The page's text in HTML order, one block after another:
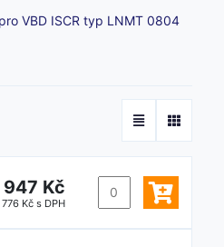
VBD ISCR typ LNMT 0804
947 Kč
Kč s DPH